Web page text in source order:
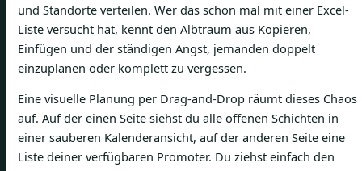
und Standorte verteilen. Wer das schon mal mit einer Excel-
Liste versucht hat, kennt den Albtraum aus Kopieren,
Einfügen und der ständigen Angst, jemanden doppelt
einzuplanen oder komplett zu vergessen.
Eine visuelle Planung per Drag-and-Drop räumt dieses Chaos
auf. Auf der einen Seite siehst du alle offenen Schichten in
einer sauberen Kalenderansicht, auf der anderen Seite eine
Liste deiner verfügbaren Promoter. Du ziehst einfach den